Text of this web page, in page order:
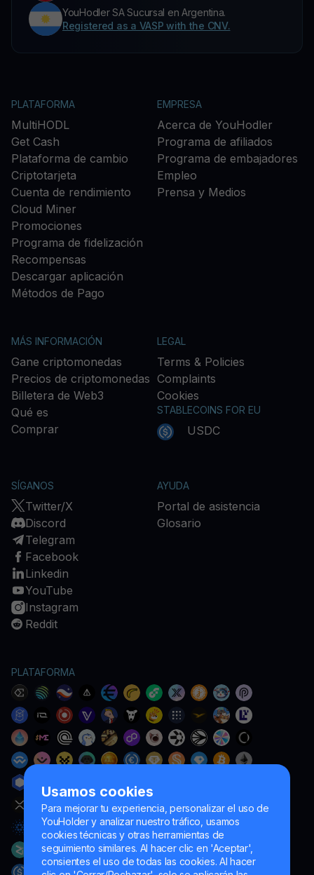
Usamos cookies
Para mejorar tu experiencia, personalizar el uso de
YouHolder y analizar nuestro tráfico, usamos
cookies técnicas y otras herramientas de
seguimiento similares. Al hacer clic en 'Aceptar',
consientes el uso de todas las cookies. Al hacer
YouHodler SA Sucursal en Argentina.
Registered as a VASP with the CNV.
PLATAFORMA
MultiHODL
Get Cash
Plataforma de cambio
Criptotarjeta
Cuenta de rendimiento
Cloud Miner
Promociones
Programa de fidelización
Recompensas
Descargar aplicación
Métodos de Pago
EMPRESA
Acerca de YouHodler
Programa de afiliados
Programa de embajadores
Empleo
Prensa y Medios
MÁS INFORMACIÓN
Gane criptomonedas
Precios de criptomonedas
Billetera de Web3
Qué es
Comprar
LEGAL
Terms & Policies
Complaints
Cookies
STABLECOINS FOR EU
USDC
SÍGANOS
Twitter/X
Discord
Telegram
Facebook
Linkedin
YouTube
Instagram
Reddit
AYUDA
Portal de asistencia
Glosario
PLATAFORMA